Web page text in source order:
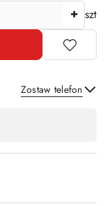
szt
Zostaw telefon